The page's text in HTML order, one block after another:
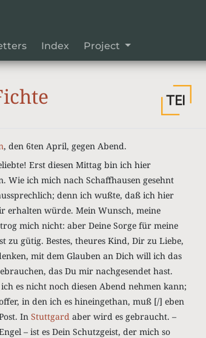
Index Project
, den 6ten April, gegen Abend.
Erst diesen Mittag bin ich hier
Wie ich mich nach Schaffhausen gesehnt
denn ich wußte, daß ich hier
erhalten würde. Mein Wunsch, meine
mich nicht: aber Deine Sorge für meine
zu gütig. Bestes, theures Kind, Dir zu Liebe,
mit dem Glauben an Dich will ich das
das Du mir nachgesendet hast.
es nicht noch diesen Abend nehmen kann;
in den ich es hineingethan, muß [/] eben
In Stuttgardaber wird es gebraucht. –
– ist es Dein Schutzgeist, der mich so